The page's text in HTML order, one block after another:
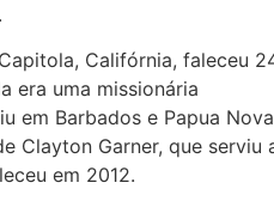
Califórnia, faleceu
era uma missionária
em Barbados e Papua Nova
Clayton Garner, que serviu
em 2012.